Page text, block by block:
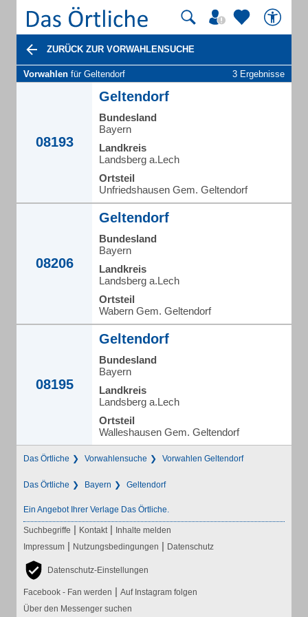
ZURÜCK ZUR VORWAHLENSUCHE
Vorwahlen für Geltendorf 3 Ergebnisse
08193
Geltendorf
Bundesland
Bayern
Landkreis
Landsberg a.Lech
Ortsteil
Unfriedshausen Gem. Geltendorf
08206
Geltendorf
Bundesland
Bayern
Landkreis
Landsberg a.Lech
Ortsteil
Wabern Gem. Geltendorf
08195
Geltendorf
Bundesland
Bayern
Landkreis
Landsberg a.Lech
Ortsteil
Walleshausen Gem. Geltendorf
Das Örtliche Vorwahlensuche Vorwahlen Geltendorf
Das Örtliche Bayern Geltendorf
Ein Angebot Ihrer Verlage Das Örtliche.
Suchbegriffe | Kontakt | Inhalte melden
Impressum | Nutzungsbedingungen | Datenschutz
Datenschutz-Einstellungen
Facebook - Fan werden | Auf Instagram folgen
Über den Messenger suchen